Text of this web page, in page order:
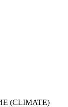
(CLIMATE)